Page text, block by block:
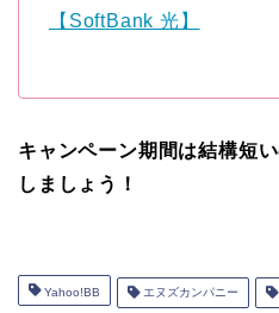
【SoftBank 光】
キャンペーン期間は結構短
しましょう！
Yahoo!BB エヌズカンパニー